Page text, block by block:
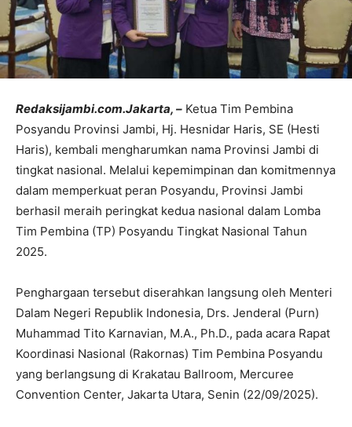
Redaksijambi.com.Jakarta, – Ketua Tim Pembina
Posyandu Provinsi Jambi, Hj. Hesnidar Haris, SE (Hesti
Haris), kembali mengharumkan nama Provinsi Jambi di
tingkat nasional. Melalui kepemimpinan dan komitmennya
dalam memperkuat peran Posyandu, Provinsi Jambi
berhasil meraih peringkat kedua nasional dalam Lomba
Tim Pembina (TP) Posyandu Tingkat Nasional Tahun
2025.
Penghargaan tersebut diserahkan langsung oleh Menteri
Dalam Negeri Republik Indonesia, Drs. Jenderal (Purn)
Muhammad Tito Karnavian, M.A., Ph.D., pada acara Rapat
Koordinasi Nasional (Rakornas) Tim Pembina Posyandu
yang berlangsung di Krakatau Ballroom, Mercuree
Convention Center, Jakarta Utara, Senin (22/09/2025).